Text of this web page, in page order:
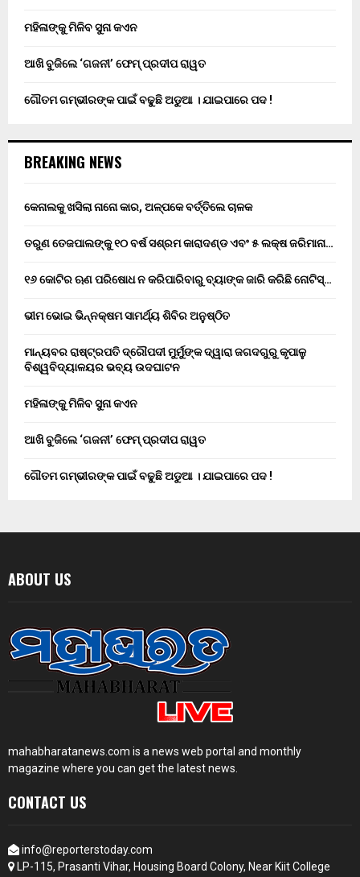
ମହିଳାଙ୍କୁ ମିଳିବ ସୁନା କଏନ
ଆଖି ବୁଜିଲେ ‘ଗଜନୀ’ ଫେମ୍ ପ୍ରଦୀପ ରାୱତ
ଗୌତମ ଗମ୍ଭୀରଙ୍କ ପାଇଁ ବଢୁଛି ଅଡୁଆ । ଯାଇପାରେ ପଦ !
BREAKING NEWS
କେନାଲକୁ ଖସିଲା ନାନୋ କାର, ଅଳ୍ପକେ ବର୍ତ୍ତିଲେ ଚାଳକ
ତରୁଣ ତେଜପାଲଙ୍କୁ ୧୦ ବର୍ଷ ସଶ୍ରମ କାରାଦଣ୍ଡ ଏବଂ ₹୫ ଲକ୍ଷ ଜରିମାନା…
୧୬ କୋଟିର ଋଣ ପରିଷୋଧ ନ କରିପାରିବାରୁ ବ୍ୟାଙ୍କ ଜାରି କରିଛି ନୋଟିସ୍…
ଭୀମ ଭୋଇ ଭିନ୍ନକ୍ଷମ ସାମର୍ଥ୍ୟ ଶିବିର ଅନୁଷ୍ଠିତ
ମାନ୍ୟବର ରାଷ୍ଟ୍ରପତି ଦ୍ରୌପଦୀ ମୁର୍ମୁଙ୍କ ଦ୍ୱାରା ଜଗଦଗୁରୁ କୃପାଳୁ
ବିଶ୍ୱବିଦ୍ୟାଳୟର ଭବ୍ୟ ଉଦଘାଟନ
ମହିଳାଙ୍କୁ ମିଳିବ ସୁନା କଏନ
ଆଖି ବୁଜିଲେ ‘ଗଜନୀ’ ଫେମ୍ ପ୍ରଦୀପ ରାୱତ
ଗୌତମ ଗମ୍ଭୀରଙ୍କ ପାଇଁ ବଢୁଛି ଅଡୁଆ । ଯାଇପାରେ ପଦ !
ABOUT US
mahabharatanews.com is a news web portal and monthly
magazine where you can get the latest news.
CONTACT US
info@reporterstoday.com
LP-115, Prasanti Vihar, Housing Board Colony, Near Kiit College